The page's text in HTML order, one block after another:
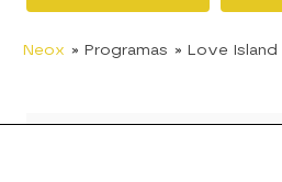
Neox » Programas » Love Island